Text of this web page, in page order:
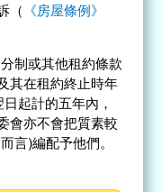
（ 《房屋條例》
制或其他租約條款
其在租約終止時年
起計的五年內，
會亦不會把質素較
言)編配予他們。